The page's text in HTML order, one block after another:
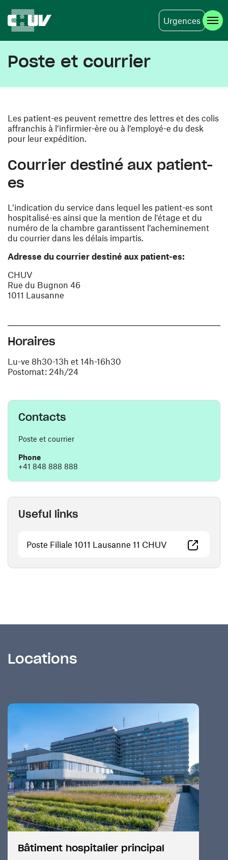
Urgences
Poste et courrier
Les patient-es peuvent remettre des lettres et des colis
affranchis à l’infirmier-ère ou à l’employé-e du desk
pour leur expédition.
Courrier destiné aux patient-
es
L’indication du service dans lequel les patient-es sont
hospitalisé-es ainsi que la mention de l'étage et du
numéro de la chambre garantissent l’acheminement
du courrier dans les délais impartis.
Adresse du courrier destiné aux patient-es:
CHUV
Rue du Bugnon 46
1011 Lausanne
Horaires
Lu-ve 8h30-13h et 14h-16h30
Postomat: 24h/24
Contacts
Poste et courrier
Phone
+41 848 888 888
Useful links
Poste Filiale 1011 Lausanne 11 CHUV (opens in a
Locations
Bâtiment hospitalier principal